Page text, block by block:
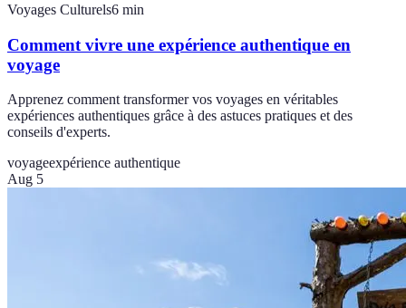
Voyages Culturels6 min
Comment vivre une expérience authentique en
voyage
Apprenez comment transformer vos voyages en véritables
expériences authentiques grâce à des astuces pratiques et des
conseils d'experts.
voyageexpérience authentique
Aug 5